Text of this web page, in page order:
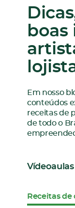
boas
Em nosso
conteúdos
receitas de
de todo o
Vídeoaulas
Receitas de